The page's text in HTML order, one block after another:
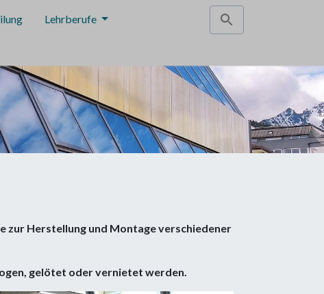
Lehrberufe
zur Herstellung und Montage verschiedener
gelötet oder vernietet werden.